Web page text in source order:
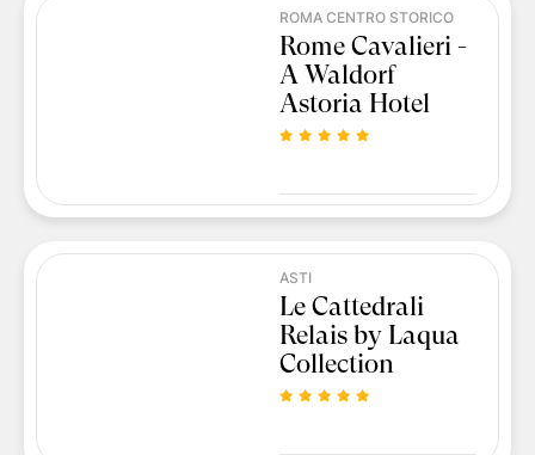
ROMA CENTRO STORICO
Rome Cavalieri -
A Waldorf
Astoria Hotel
ASTI
Le Cattedrali
Relais by Laqua
Collection